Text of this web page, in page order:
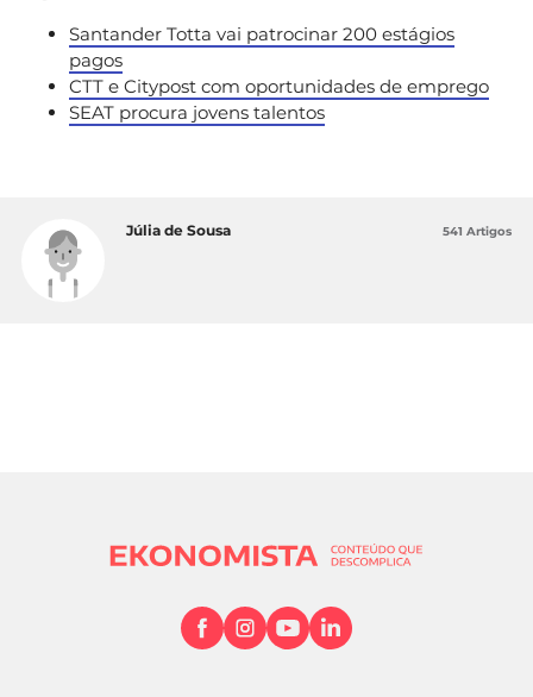
Santander Totta vai patrocinar 200 estágios
pagos
CTT e Citypost com oportunidades de emprego
SEAT procura jovens talentos
Júlia de Sousa 541 Artigos